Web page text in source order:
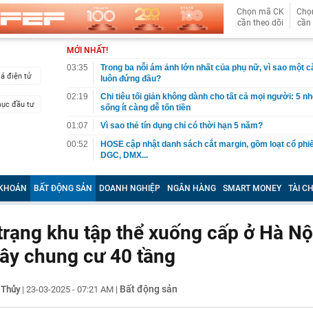
Chọn mã CK
cần theo dõi
cần
điện tử
đầu tư
MỚI NHẤT!
03:35
Trong ba nỗi ám ảnh lớn nhất của phụ nữ, vì sao một
luôn đứng đầu?
02:19
Chi tiêu tối giản không dành cho tất cả mọi người: 5
sống ít càng dễ tốn tiền
01:07
Vì sao thẻ tín dụng chỉ có thời hạn 5 năm?
00:52
HOSE cập nhật danh sách cắt margin, gồm loạt cổ
DGC, DMX...
00:12
Tiền lớn bất ngờ trở lại, khối ngoại tung 2.200 tỷ đồng
phiếu Việt Nam chỉ trong 5 phiên
00:05
Một doanh nghiệp thép với 2.700 lao động đang nợ
00:04
Một yếu tố quan trọng đang trở lại trên thị trường
Người đàn ông 50 tuổi ăn cà tím mỗi ngày để chữa
sau bác sĩ hỏi: "Ông ăn gì thế?"
còn 400 tỷ
BẤT ĐỘNG SẢN DOANH NGHIỆP NGÂN HÀNG SMART MONEY TÀI
khu tập thể xuống cấp ở Hà
chung cư 40 tầng
| 23-03-2025 - 07:21 AM | Bất động sản